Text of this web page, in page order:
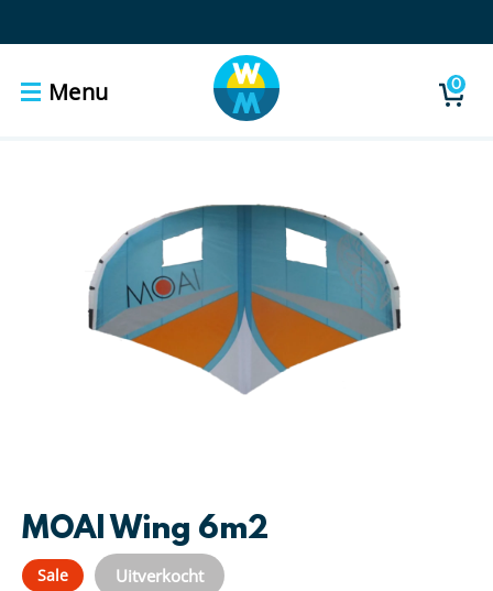
Menu 0
MOAI Wing 6m2
Sale Uitverkocht